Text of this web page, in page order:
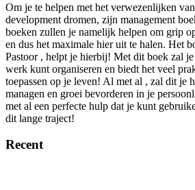
Om je te helpen met het verwezenlijken
development dromen, zijn management
boeken zullen je namelijk helpen om grip
en dus het maximale hier uit te halen. Het
Pastoor , helpt je hierbij! Met dit boek zal
werk kunt organiseren en biedt het veel
toepassen op je leven! Al met al , zal dit je
managen en groei bevorderen in je
met al een perfecte hulp dat je kunt
dit lange traject!
Recent